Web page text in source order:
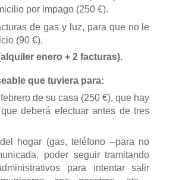
por impago (250 €).
de gas y luz, para que no le
(90 €).
enero + 2 facturas).
que tuviera para:
de su casa (250 €), que hay
deberá efectuar antes de tres
hogar (gas, teléfono –para no
poder seguir tramitando
para intentar salir